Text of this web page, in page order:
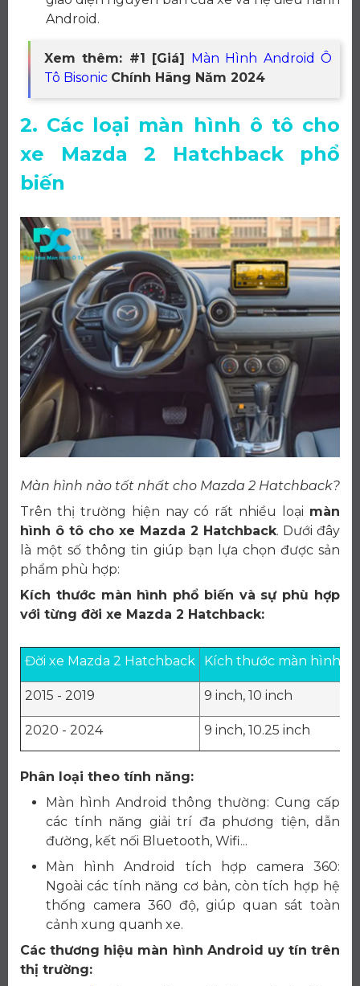
Android.
Xem thêm: #1 [Giá]
Màn Hình Android Ô
Tô Bisonic Chính Hãng Năm 2024
2. Các loại màn hình ô tô cho
xe Mazda 2 Hatchback phổ
biến
Màn hình nào tốt nhất cho Mazda 2 Hatchback?
Trên thị trường hiện nay có rất nhiều loại màn
hình ô tô cho xe Mazda 2 Hatchback. Dưới đây
là một số thông tin giúp bạn lựa chọn được sản
phẩm phù hợp:
Kích thước màn hình phổ biến và sự phù hợp
với từng đời xe Mazda 2 Hatchback:
Đời xe Mazda 2 Hatchback Kích thước màn hình
2015 - 2019 9 inch, 10 inch
2020 - 2024 9 inch, 10.25 inch
Phân loại theo tính năng:
Màn hình Android thông thường: Cung cấp
các tính năng giải trí đa phương tiện, dẫn
đường, kết nối Bluetooth, Wifi...
Màn hình Android tích hợp camera 360:
Ngoài các tính năng cơ bản, còn tích hợp hệ
thống camera 360 độ, giúp quan sát toàn
cảnh xung quanh xe.
Các thương hiệu màn hình Android uy tín trên
thị trường: